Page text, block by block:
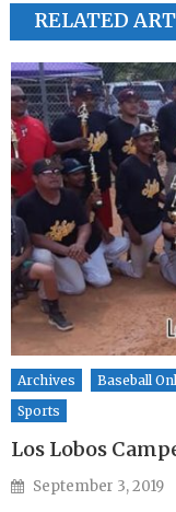
RELATED
Archives Baseball
Sports
Los Lobos
Posted on
September 3, 2019